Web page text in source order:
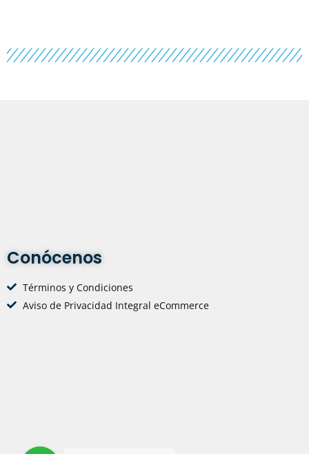
Conócenos
Términos y Condiciones
Aviso de Privacidad Integral eCommerce